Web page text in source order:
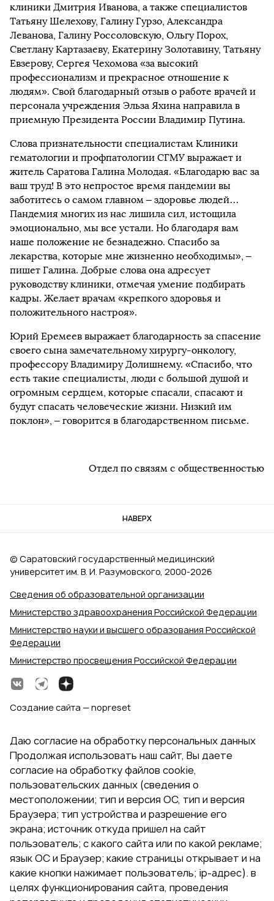
клиники Дмитрия Иванова, а также специалистов
Татьяну Шелехову, Галину Гурзо, Александра
Леванова, Галину Россоловскую, Ольгу Порох,
Светлану Картазаеву, Екатерину Золотавину, Татьяну
Евзерову, Сергея Чехомова «за высокий
профессионализм и прекрасное отношение к
людям». Свой благодарный отзыв о работе врачей и
персонала учреждения Эльза Яхина направила в
приемную Президента России Владимир Путина.
Слова признательности специалистам Клиники
гематологии и профпатологии СГМУ выражает и
житель Саратова Галина Молодая. «Благодарю вас за
ваш труд! В это непростое время пандемии вы
заботитесь о самом главном – здоровье людей…
Пандемия многих из нас лишила сил, истощила
эмоционально, мы все устали. Но благодаря вам
наше положение не безнадежно. Спасибо за
лекарства, которые мне жизненно необходимы», –
пишет Галина. Добрые слова она адресует
руководству клиники, отмечая умение подбирать
кадры. Желает врачам «крепкого здоровья и
положительного настроя».
Юрий Еремеев выражает благодарность за спасение
своего сына замечательному хирургу-онкологу,
профессору Владимиру Долишнему. «Спасибо, что
есть такие специалисты, люди с большой душой и
огромным сердцем, которые спасали, спасают и
будут спасать человеческие жизни. Низкий им
поклон», – говорится в благодарственном письме.
Отдел по связям с общественностью
НАВЕРХ
Сведения об образовательной организации
Министерство здравоохранения Российской Федерации
Министерство науки и высшего образования Российской
Федерации
Министерство просвещения Российской Федерации
© Саратовский государственный медицинский
университет им. В. И. Разумовского, 2000‑2026
Создание сайта — nopreset
Даю согласие на обработку персональных данных
Продолжая использовать наш сайт, Вы даете
согласие на обработку файлов cookie,
пользовательских данных (сведения о
местоположении; тип и версия ОС, тип и версия
Браузера; тип устройства и разрешение его
экрана; источник откуда пришел на сайт
пользователь; с какого сайта или по какой рекламе;
язык ОС и Браузер; какие страницы открывает и на
какие кнопки нажимает пользователь; ip-адрес). в
целях функционирования сайта, проведения